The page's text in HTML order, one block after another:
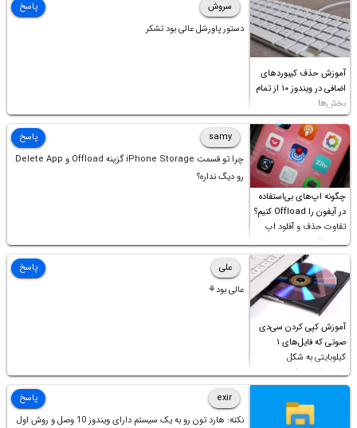
آموزش حذف کیبوردهای
اضافی در ویندوز ۱۰ از تمام
بخش‌ها
سروش
دستور پاورشل عالی بود تشکر
پاسخ
چگونه اپ‌های بی‌استفاده
در آیفون را Offload کنیم؟
تفاوت حذف و آفلود اپ
چیست؟
samy
چرا تو قسمت iPhone Storage گزینه Offload و Delete App
رو دیگ نداره؟
پاسخ
آموزش کپی کردن سی‌دی
صوتی که فایل‌های ۱
کیلوبایتی به شکل
شورت‌کات در آن موجود
است!
علی
عالی بود⚘
پاسخ
exir
نکته: هارد تون رو به یک سیستم دارای ویندوز 10 وصل و روش اول
پاسخ